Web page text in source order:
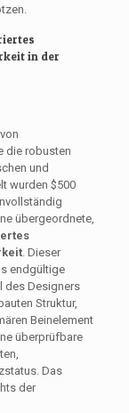
in der
die robusten
und
wurden $500
übergeordnete,
. Dieser
endgültige
des Designers
Struktur,
Beinelement
überprüfbare
Das
der